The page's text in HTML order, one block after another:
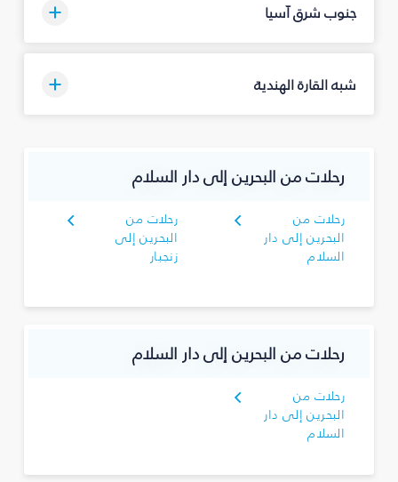
جنوب شرق آسيا
شبه القارة الهندية
رحلات من البحرين إلى دار السلام
رحلات من
البحرين إلى دار
السلام
رحلات من
البحرين إلى
زنجبار
رحلات من البحرين إلى دار السلام
رحلات من
البحرين إلى دار
السلام